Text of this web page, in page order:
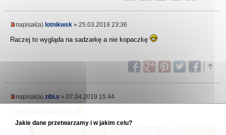
napisał(a) lotnikwsk » 25.03.2019 23:36
Raczej to wygląda na sadzarkę a nie kopaczkę
napisał(a) zibi.s » 07.04.2019 15:44
Jakie dane przetwarzamy i w jakim celu?